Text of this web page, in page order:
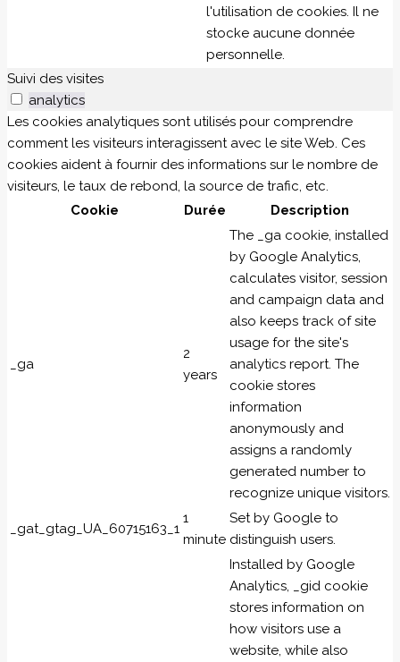
l'utilisation de cookies. Il ne
stocke aucune donnée
personnelle.
Suivi des visites
analytics
Les cookies analytiques sont utilisés pour comprendre
comment les visiteurs interagissent avec le site Web. Ces
cookies aident à fournir des informations sur le nombre de
visiteurs, le taux de rebond, la source de trafic, etc.
Cookie
Durée Description
_ga
2
years
The _ga cookie, installed
by Google Analytics,
calculates visitor, session
and campaign data and
also keeps track of site
usage for the site's
analytics report. The
cookie stores
information
anonymously and
assigns a randomly
generated number to
recognize unique visitors.
_gat_gtag_UA_60715163_1
1
minute
Set by Google to
distinguish users.
Installed by Google
Analytics, _gid cookie
stores information on
how visitors use a
website, while also